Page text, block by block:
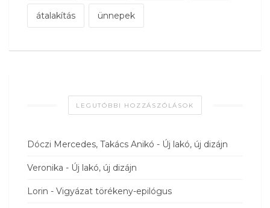
átalakítás ünnepek
LEGUTÓBBI HOZZÁSZÓLÁSOK
Dóczi Mercedes, Takács Anikó - Új lakó, új dizájn
Veronika - Új lakó, új dizájn
Lorin - Vigyázat törékeny-epilógus